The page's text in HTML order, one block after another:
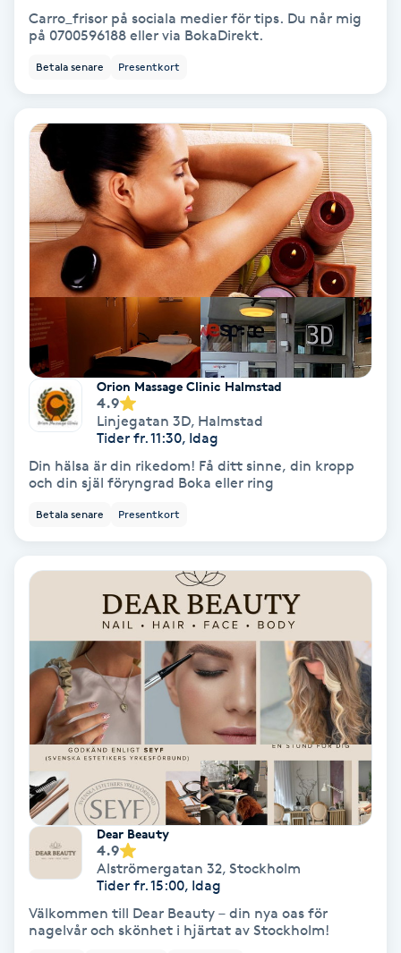
Olaplex
Olaplexbehandling
Ombre brows
Ombre naglar
Optiker
Ortobionomi
Osteopati
Paraffinbehandling
Pedikyr
Pensionärklippning
Permanent
Permanent hårborttagning
Carro_frisor på sociala medier för tips. Du når mig
på 0700596188 eller via BokaDirekt.
Betala senare Presentkort
Orion Massage Clinic Halmstad
4.9
Linjegatan 3D, Halmstad
Tider fr. 11:30, Idag
Din hälsa är din rikedom! Få ditt sinne, din kropp
och din själ föryngrad Boka eller ring
Betala senare Presentkort
Dear Beauty
4.9
Alströmergatan 32, Stockholm
Tider fr. 15:00, Idag
Välkommen till Dear Beauty – din nya oas för
nagelvår och skönhet i hjärtat av Stockholm!